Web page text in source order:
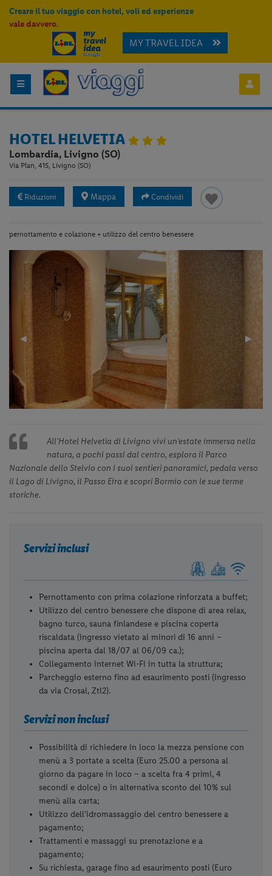
Creare il tuo viaggio con hotel, voli ed esperienze
vale davvero.
MY TRAVEL IDEA
HOTEL HELVETIA
Lombardia, Livigno (SO)
Via Plan, 415, Livigno (SO)
Riduzioni Mappa Condividi
pernottamento e colazione + utilizzo del centro benessere
Previous
◀︎
Next
▶︎
All’Hotel Helvetia di Livigno vivi un’estate immersa nella
natura, a pochi passi dal centro, esplora il Parco
Nazionale dello Stelvio con i suoi sentieri panoramici, pedala verso
il Lago di Livigno, il Passo Eira e scopri Bormio con le sue terme
storiche.
Servizi inclusi
Pernottamento con prima colazione rinforzata a buffet;
Utilizzo del centro benessere che dispone di area relax,
bagno turco, sauna finlandese e piscina coperta
riscaldata (ingresso vietato ai minori di 16 anni –
piscina aperta dal 18/07 al 06/09 ca.);
Collegamento internet Wi-Fi in tutta la struttura;
Parcheggio esterno fino ad esaurimento posti (ingresso
da via Crosal, Ztl2).
Servizi non inclusi
Possibilità di richiedere in loco la mezza pensione con
menù a 3 portate a scelta (Euro 25.00 a persona al
giorno da pagare in loco – a scelta fra 4 primi, 4
secondi e dolce) o in alternativa sconto del 10% sul
menù alla carta;
Utilizzo dell’idromassaggio del centro benessere a
pagamento;
Trattamenti e massaggi su prenotazione e a
pagamento;
Su richiesta, garage fino ad esaurimento posti (Euro